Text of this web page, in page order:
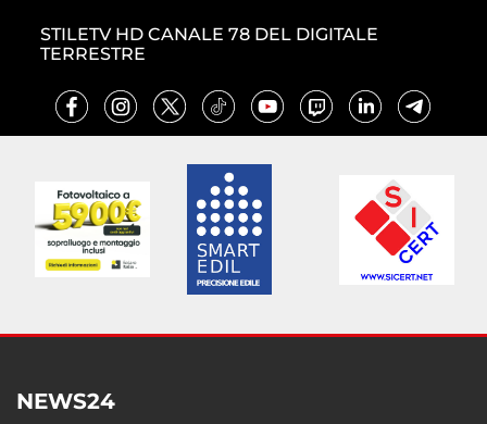
STILETV HD CANALE 78 DEL DIGITALE
TERRESTRE
NEWS24